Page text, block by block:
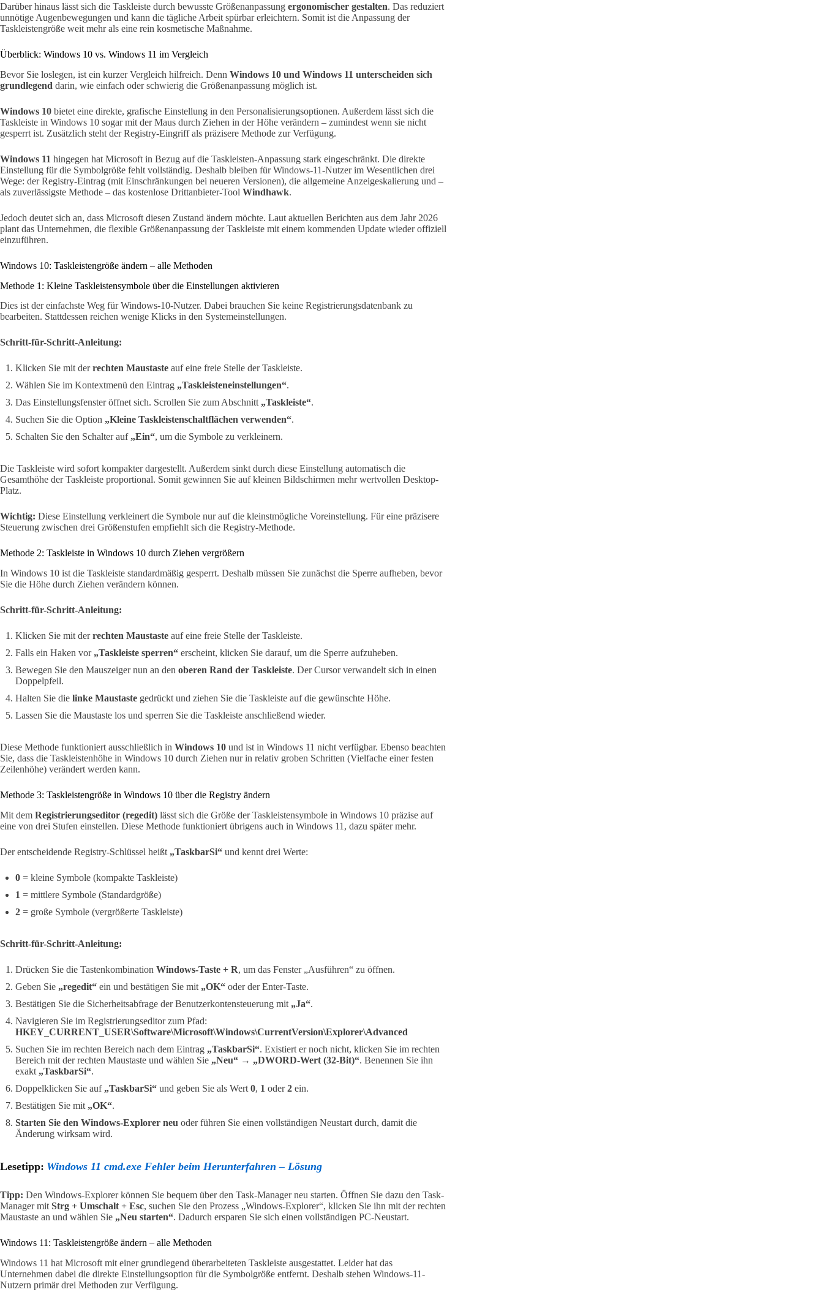
Darüber hinaus lässt sich die Taskleiste durch bewusste Größenanpassung ergonomischer gestalten. Das reduziert
unnötige Augenbewegungen und kann die tägliche Arbeit spürbar erleichtern. Somit ist die Anpassung der
Taskleistengröße weit mehr als eine rein kosmetische Maßnahme.
Überblick: Windows 10 vs. Windows 11 im Vergleich
Bevor Sie loslegen, ist ein kurzer Vergleich hilfreich. Denn Windows 10 und Windows 11 unterscheiden sich
grundlegend darin, wie einfach oder schwierig die Größenanpassung möglich ist.
Windows 10 bietet eine direkte, grafische Einstellung in den Personalisierungsoptionen. Außerdem lässt sich die
Taskleiste in Windows 10 sogar mit der Maus durch Ziehen in der Höhe verändern – zumindest wenn sie nicht
gesperrt ist. Zusätzlich steht der Registry-Eingriff als präzisere Methode zur Verfügung.
Windows 11 hingegen hat Microsoft in Bezug auf die Taskleisten-Anpassung stark eingeschränkt. Die direkte
Einstellung für die Symbolgröße fehlt vollständig. Deshalb bleiben für Windows-11-Nutzer im Wesentlichen drei
Wege: der Registry-Eintrag (mit Einschränkungen bei neueren Versionen), die allgemeine Anzeigeskalierung und –
als zuverlässigste Methode – das kostenlose Drittanbieter-Tool Windhawk.
Jedoch deutet sich an, dass Microsoft diesen Zustand ändern möchte. Laut aktuellen Berichten aus dem Jahr 2026
plant das Unternehmen, die flexible Größenanpassung der Taskleiste mit einem kommenden Update wieder offiziell
einzuführen.
Windows 10: Taskleistengröße ändern – alle Methoden
Methode 1: Kleine Taskleistensymbole über die Einstellungen aktivieren
Dies ist der einfachste Weg für Windows-10-Nutzer. Dabei brauchen Sie keine Registrierungsdatenbank zu
bearbeiten. Stattdessen reichen wenige Klicks in den Systemeinstellungen.
Schritt-für-Schritt-Anleitung:
Klicken Sie mit derrechten Maustaste auf eine freie Stelle der Taskleiste.
Wählen Sie im Kontextmenü den Eintrag „Taskleisteneinstellungen“.
Das Einstellungsfenster öffnet sich. Scrollen Sie zum Abschnitt „Taskleiste“.
Suchen Sie die Option „Kleine Taskleistenschaltflächen verwenden“.
Schalten Sie den Schalter auf „Ein“, um die Symbole zu verkleinern.
Die Taskleiste wird sofort kompakter dargestellt. Außerdem sinkt durch diese Einstellung automatisch die
Gesamthöhe der Taskleiste proportional. Somit gewinnen Sie auf kleinen Bildschirmen mehr wertvollen Desktop-
Platz.
Wichtig: Diese Einstellung verkleinert die Symbole nur auf die kleinstmögliche Voreinstellung. Für eine präzisere
Steuerung zwischen drei Größenstufen empfiehlt sich die Registry-Methode.
Methode 2: Taskleiste in Windows 10 durch Ziehen vergrößern
In Windows 10 ist die Taskleiste standardmäßig gesperrt. Deshalb müssen Sie zunächst die Sperre aufheben, bevor
Sie die Höhe durch Ziehen verändern können.
Schritt-für-Schritt-Anleitung:
Klicken Sie mit derrechten Maustaste auf eine freie Stelle der Taskleiste.
Falls ein Haken vor „Taskleiste sperren“ erscheint, klicken Sie darauf, um die Sperre aufzuheben.
Bewegen Sie den Mauszeiger nun an den oberen Rand der Taskleiste. Der Cursor verwandelt sich in einen
Doppelpfeil.
Halten Sie die linke Maustaste gedrückt und ziehen Sie die Taskleiste auf die gewünschte Höhe.
Lassen Sie die Maustaste los und sperren Sie die Taskleiste anschließend wieder.
Diese Methode funktioniert ausschließlich in Windows 10 und ist in Windows 11 nicht verfügbar. Ebenso beachten
Sie, dass die Taskleistenhöhe in Windows 10 durch Ziehen nur in relativ groben Schritten (Vielfache einer festen
Zeilenhöhe) verändert werden kann.
Methode 3: Taskleistengröße in Windows 10 über die Registry ändern
Mit dem Registrierungseditor (regedit) lässt sich die Größe der Taskleistensymbole in Windows 10 präzise auf
eine von drei Stufen einstellen. Diese Methode funktioniert übrigens auch in Windows 11, dazu später mehr.
Der entscheidende Registry-Schlüssel heißt „TaskbarSi“ und kennt drei Werte:
0 = kleine Symbole (kompakte Taskleiste)
1 = mittlere Symbole (Standardgröße)
2 = große Symbole (vergrößerte Taskleiste)
Schritt-für-Schritt-Anleitung:
Drücken Sie die Tastenkombination Windows-Taste + R, um das Fenster „Ausführen“ zu öffnen.
Geben Sie „regedit“ ein und bestätigen Sie mit „OK“ oder der Enter-Taste.
Bestätigen Sie die Sicherheitsabfrage der Benutzerkontensteuerung mit „Ja“.
Navigieren Sie im Registrierungseditor zum Pfad:
HKEY_CURRENT_USER\Software\Microsoft\Windows\CurrentVersion\Explorer\Advanced
Suchen Sie im rechten Bereich nach dem Eintrag „TaskbarSi“. Existiert er noch nicht, klicken Sie im rechten
Bereich mit der rechten Maustaste und wählen Sie „Neu“ → „DWORD-Wert (32-Bit)“. Benennen Sie ihn
exakt „TaskbarSi“.
Doppelklicken Sie auf „TaskbarSi“ und geben Sie als Wert 0, 1 oder2 ein.
Bestätigen Sie mit „OK“.
Starten Sie den Windows-Explorer neu oder führen Sie einen vollständigen Neustart durch, damit die
Änderung wirksam wird.
Lesetipp: Windows 11 cmd.exe Fehler beim Herunterfahren – Lösung
Tipp: Den Windows-Explorer können Sie bequem über den Task-Manager neu starten. Öffnen Sie dazu den Task-
Manager mit Strg + Umschalt + Esc, suchen Sie den Prozess „Windows-Explorer“, klicken Sie ihn mit der rechten
Maustaste an und wählen Sie „Neu starten“. Dadurch ersparen Sie sich einen vollständigen PC-Neustart.
Windows 11: Taskleistengröße ändern – alle Methoden
Windows 11 hat Microsoft mit einer grundlegend überarbeiteten Taskleiste ausgestattet. Leider hat das
Unternehmen dabei die direkte Einstellungsoption für die Symbolgröße entfernt. Deshalb stehen Windows-11-
Nutzern primär drei Methoden zur Verfügung.